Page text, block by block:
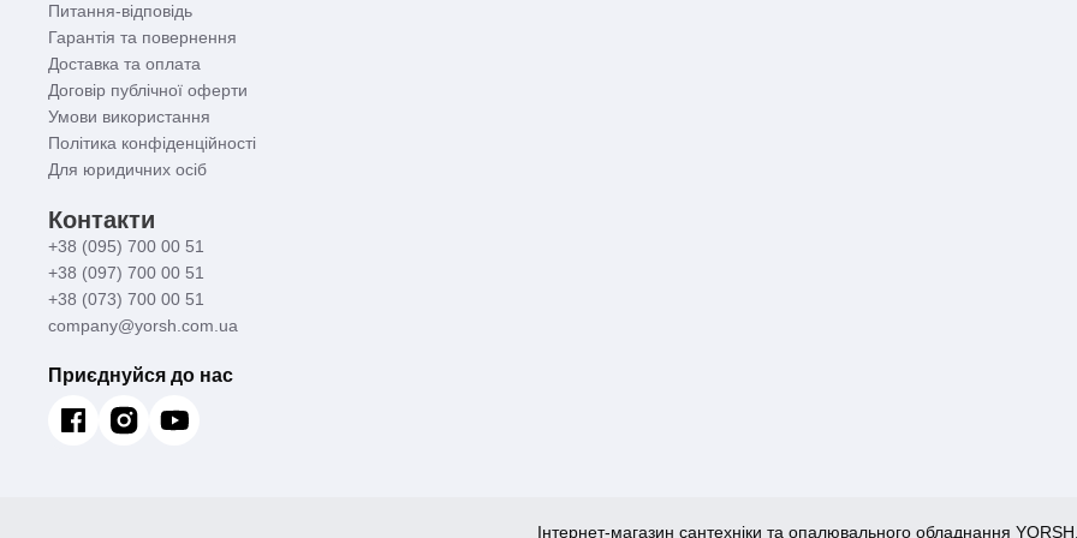
Питання-відповідь
Гарантія та повернення
Доставка та оплата
Договір публічної оферти
Умови використання
Політика конфіденційності
Для юридичних осіб
Контакти
+38 (095) 700 00 51
+38 (097) 700 00 51
+38 (073) 700 00 51
company@yorsh.com.ua
Приєднуйся до нас
Інтернет-магазин сантехніки та опалювального обладнання